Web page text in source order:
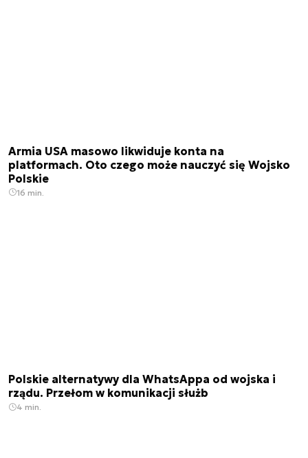
Armia USA masowo likwiduje konta na
platformach. Oto czego może nauczyć się Wojsko
Polskie
16 min.
Polskie alternatywy dla WhatsAppa od wojska i
rządu. Przełom w komunikacji służb
4 min.